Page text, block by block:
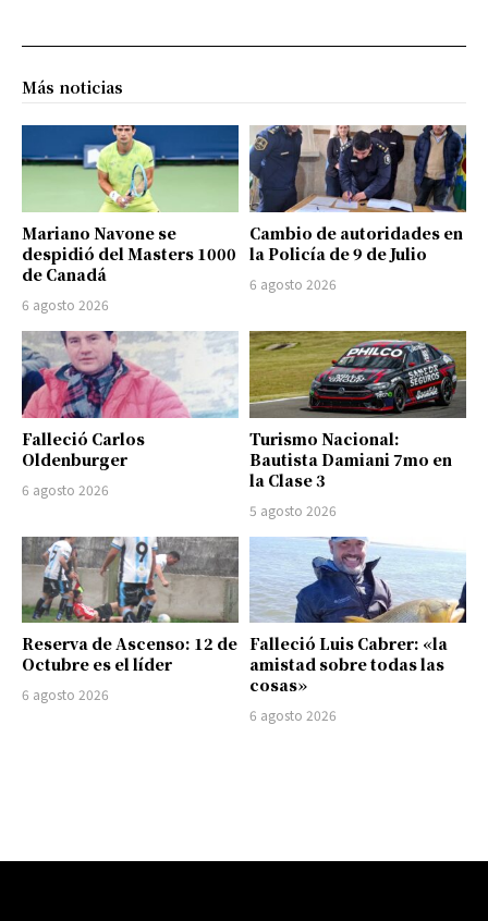
Más noticias
Mariano Navone se
despidió del Masters 1000
de Canadá
6 agosto 2026
Cambio de autoridades en
la Policía de 9 de Julio
6 agosto 2026
Falleció Carlos
Oldenburger
6 agosto 2026
Turismo Nacional:
Bautista Damiani 7mo en
la Clase 3
5 agosto 2026
Reserva de Ascenso: 12 de
Octubre es el líder
6 agosto 2026
Falleció Luis Cabrer: «la
amistad sobre todas las
cosas»
6 agosto 2026